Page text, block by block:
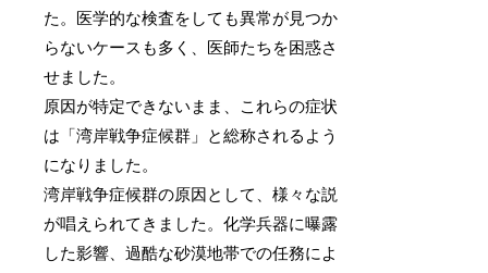
た。医学的な検査をしても異常が見つか
らないケースも多く、医師たちを困惑さ
せました。
原因が特定できないまま、これらの症状
は「湾岸戦争症候群」と総称されるよう
になりました。
湾岸戦争症候群の原因として、様々な説
が唱えられてきました。化学兵器に曝露
した影響、過酷な砂漠地帯での任務によ